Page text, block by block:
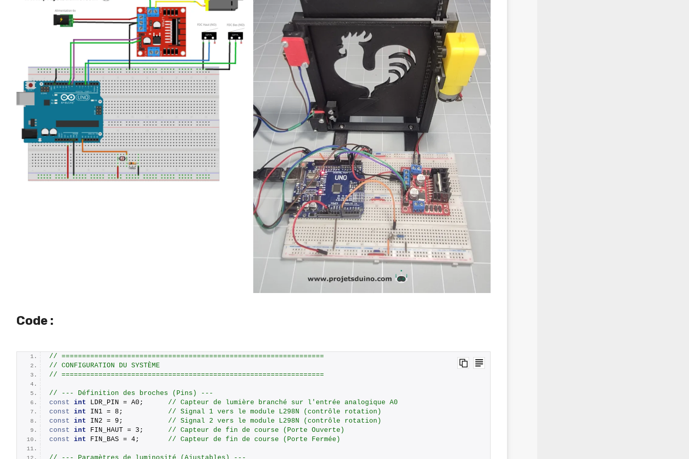
Code :
// ================================================================
// CONFIGURATION DU SYSTÈME
// ================================================================
// --- Définition des broches (Pins) ---
const int LDR_PIN = A0; // Capteur de lumière branché sur l'entrée analogique A0
const int IN1 = 8; // Signal 1 vers le module L298N (contrôle rotation)
const int IN2 = 9; // Signal 2 vers le module L298N (contrôle rotation)
const int FIN_HAUT = 3; // Capteur de fin de course (Porte Ouverte)
const int FIN_BAS = 4; // Capteur de fin de course (Porte Fermée)